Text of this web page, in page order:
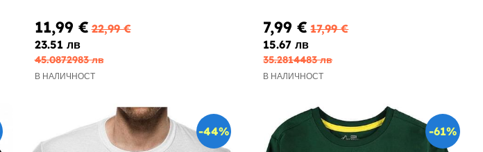
11,99 € 22,99 €
23.51 лв
45.0872983 лв
В НАЛИЧНОСТ
7,99 € 17,99 €
15.67 лв
35.2814483 лв
В НАЛИЧНОСТ
-44% -61%